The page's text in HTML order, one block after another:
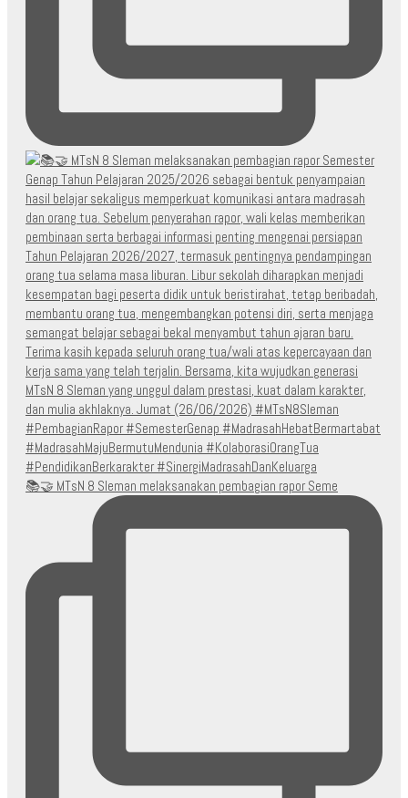
📚🤝 MTsN 8 Sleman melaksanakan pembagian rapor Seme